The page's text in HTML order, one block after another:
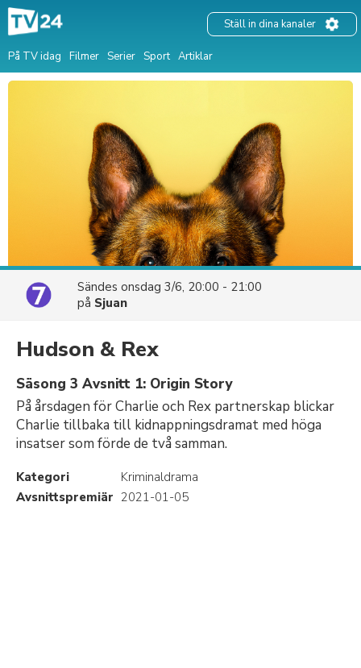
På TV idag Filmer Serier Sport Artiklar
Ställ in dina kanaler
Sändes onsdag 3/6, 20:00 - 21:00
på Sjuan
Hudson & Rex
Säsong 3 Avsnitt 1: Origin Story
På årsdagen för Charlie och Rex partnerskap blickar
Charlie tillbaka till kidnappningsdramat med höga
insatser som förde de två samman.
Kategori
Kriminaldrama
Avsnittspremiär 2021-01-05